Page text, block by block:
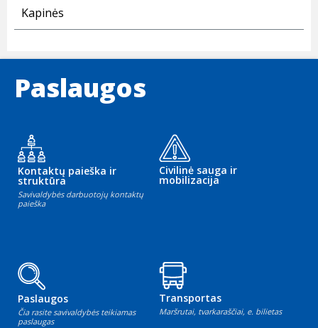
Kapinės
Paslaugos
Kontaktų paieška ir
struktūra
Savivaldybės darbuotojų kontaktų
paieška
Civilinė sauga ir
mobilizacija
Paslaugos
Čia rasite savivaldybės teikiamas
paslaugas
Transportas
Maršrutai, tvarkaraščiai, e. bilietas